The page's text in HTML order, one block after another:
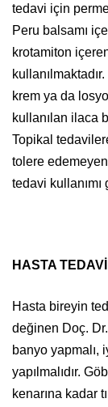
tedavi için
Peru balsamı
krotamiton
krem ya da
kullanılan ilaca
Topikal
tolere
tedavi kullanımı
HASTA
Hasta bireyin
değinen Doç.
banyo yapmalı,
yapılmalıdır.
kenarına kadar